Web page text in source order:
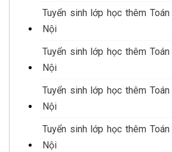
Tuyển sinh lớp học thêm
Nội
Tuyển sinh lớp học thêm
Nội
Tuyển sinh lớp học thêm
Nội
Tuyển sinh lớp học thêm
Nội